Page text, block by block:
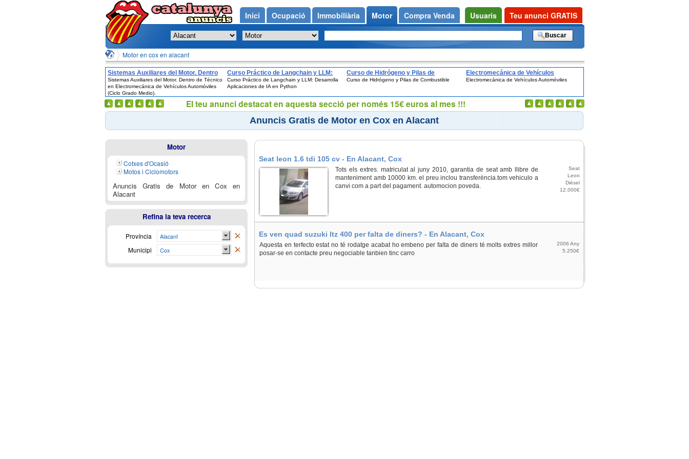
Motor en cox en alacant
Sistemas Auxiliares del Motor. Dentro
de Técnico en Electromecánica de
Vehículos Automóviles (Ciclo Grado
Medio).
Sistemas Auxiliares del Motor. Dentro de Técnico
en Electromecánica de Vehículos Automóviles
(Ciclo Grado Medio).
Curso Práctico de Langchain y LLM:
Desarrolla Aplicaciones de IA en
Python
Curso Práctico de Langchain y LLM: Desarrolla
Aplicaciones de IA en Python
Curso de Hidrógeno y Pilas de
Combustible
Curso de Hidrógeno y Pilas de Combustible
Electromecánica de Vehículos
Automóviles
Electromecánica de Vehículos Automóviles
Anuncis Gratis de Motor en Cox en Alacant
Seat leon 1.6 tdi 105 cv - En Alacant, Cox
Tots els extres. matriculat al juny 2010, garantia de seat amb llibre de
manteniment amb 10000 km. el preu inclou transferència.tom vehiculo a
canvi com a part del pagament. automocion poveda.
Seat
Leon
Dièsel
12.000€
Es ven quad suzuki ltz 400 per falta de diners? - En Alacant, Cox
Aquesta en terfecto estat no té rodatge acabat ho embeno per falta de diners té molts extres millor
posar-se en contacte preu negociable tanbien tinc carro
2006 Any
5.250€
Motor
Cotxes d'Ocasió
Motos i Ciclomotors
Anuncis Gratis de Motor en Cox en
Alacant
Refina la teva recerca
Província Alacant
Municipi Cox
Inici Ocupació Immobiliària Motor Compra Venda Usuaris Teu anunci GRATIS
El teu anunci destacat en aquesta secció per només 15€ euros al mes !!!